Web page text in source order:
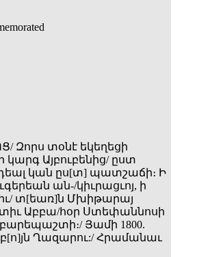
Զորս տօնէ եկեղեցի
Այբուբենից/ ըստ
կան ըս[տ] պատշաճի։ Ի
ան-/կիւրացւոյ, ի
տ[եառ]ն Մխիթարայ
Աբբա/հօր Ստեփաննոսի
բարեպաշտի։/ Յամի 1800.
Ղազարու:/ Հրամանաւ